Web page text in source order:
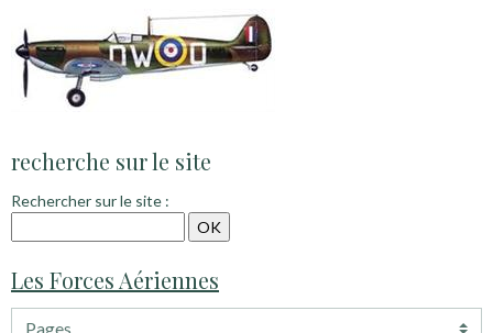
recherche sur le site
Rechercher sur le site :
Les Forces Aériennes